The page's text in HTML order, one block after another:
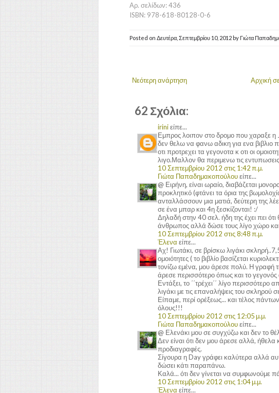
Αρ. σελίδων: 436
ISBN: 978-618-80128-0-6
Posted on Δευτέρα, Σεπτεμβρίου 10, 2012 by Γιώτα
Νεότερη ανάρτηση Αρχική
62 Σχόλια:
iriniείπε...
Εμπρος λοιπον στο δρομο που χαραξε
δεν θελω να φανω αδικη για ενα βιβλιο
οτι προτρεχει τα γεγονοτα κ οτι οι
λιγο.Μαλλον θα περιμενω τις
10 Σεπτεμβρίου 2012 στις 1:42 π.μ.
Γιώτα Παπαδημακοπούλουείπε...
@ Ειρήνη, είναι ωραίο, διαβάζεται
προκλητικό (φτάνει τα όρια της
ανταλλάσσουν μια ματιά, δεύτερη της
σε ένα μπαρ και 4η ξεσκίζονται! :/
Δηλαδή στην 40 σελ. ήδη της έχει πει
άνθρωπος αλλά δώσε τους λίγο χώρο
10 Σεπτεμβρίου 2012 στις 8:48 π.μ.
Έλενα είπε...
Αχ! Γιωτάκι, σε βρίσκω λιγάκι
ομοιότητες ( το βιβλίο βασίζεται
τονίζω εμένα, μου άρεσε πολύ. Η γραφή
άρεσε περισσότερο όπως και το γεγονός
Εντάξει, το ΄΄τρέχει΄΄ λίγο
λιγάκι με τις επαναλήψεις του σκληρού
Είπαμε, περί ορέξεως... και τέλος
όλους!!!
10 Σεπτεμβρίου 2012 στις 12:05 μ.μ.
Γιώτα Παπαδημακοπούλουείπε...
@ Ελενάκι μου σε συγχύζω και δεν το
Δεν είναι ότι δεν μου άρεσε αλλά, ήθελα
προδιαγραφές.
Σίγουρα η Day γράφει καλύτερα αλλά
δώσει κάτι παραπάνω.
Καλά... ότι δεν γίνεται να συμφωνούμε
10 Σεπτεμβρίου 2012 στις 1:04 μ.μ.
Έλενα είπε...